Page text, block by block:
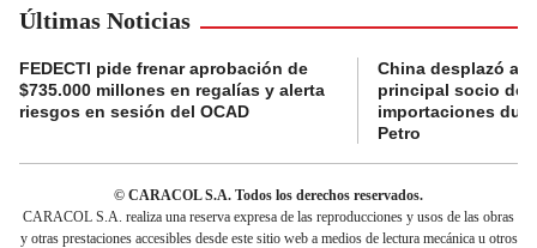
Últimas Noticias
FEDECTI pide frenar aprobación de
$735.000 millones en regalías y alerta
riesgos en sesión del OCAD
China desplazó a
principal socio de
importaciones
Petro
© CARACOL S.A. Todos los derechos reservados.
CARACOL S.A. realiza una reserva expresa de las reproducciones y usos de las obras
y otras prestaciones accesibles desde este sitio web a medios de lectura mecánica u otros